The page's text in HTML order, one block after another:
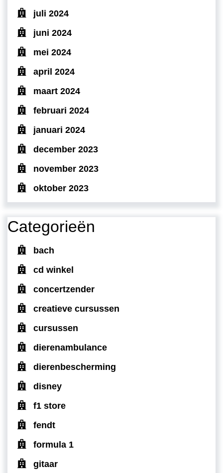
juli 2024
juni 2024
mei 2024
april 2024
maart 2024
februari 2024
januari 2024
december 2023
november 2023
oktober 2023
Categorieën
bach
cd winkel
concertzender
creatieve cursussen
cursussen
dierenambulance
dierenbescherming
disney
f1 store
fendt
formula 1
gitaar